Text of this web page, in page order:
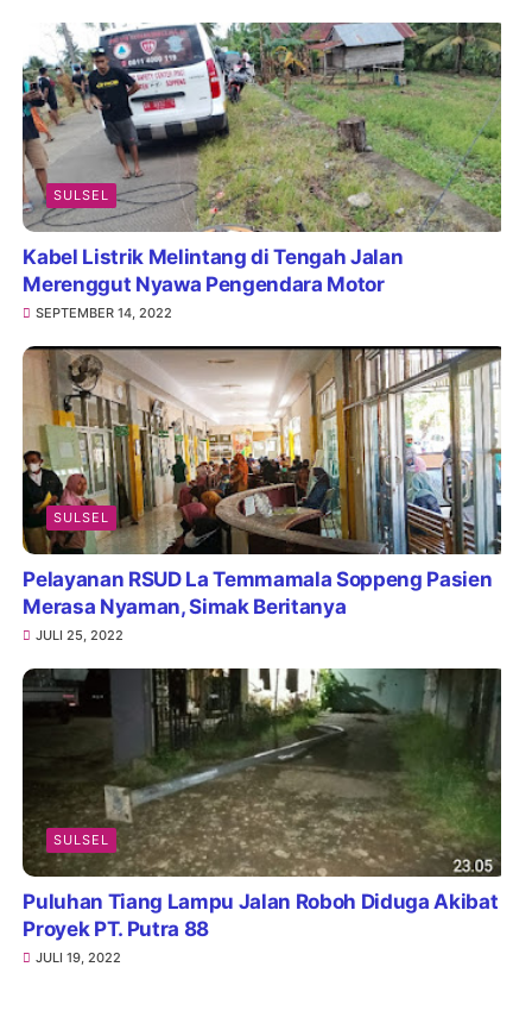
SULSEL
Kabel Listrik Melintang di Tengah Jalan
Merenggut Nyawa Pengendara Motor
SEPTEMBER 14, 2022
SULSEL
Pelayanan RSUD La Temmamala Soppeng Pasien
Merasa Nyaman, Simak Beritanya
JULI 25, 2022
SULSEL
Puluhan Tiang Lampu Jalan Roboh Diduga Akibat
Proyek PT. Putra 88
JULI 19, 2022